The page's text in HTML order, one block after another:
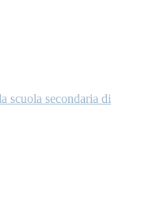
scuola secondaria di